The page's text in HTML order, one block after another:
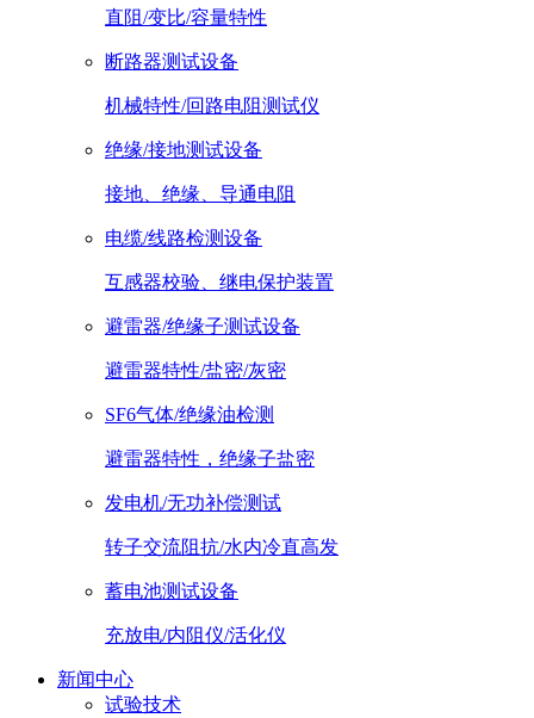
直阻/变比/容量特性
断路器测试设备
机械特性/回路电阻测试仪
绝缘/接地测试设备
接地、绝缘、导通电阻
电缆/线路检测设备
互感器校验、继电保护装置
避雷器/绝缘子测试设备
避雷器特性/盐密/灰密
SF6气体/绝缘油检测
避雷器特性，绝缘子盐密
发电机/无功补偿测试
转子交流阻抗/水内冷直高发
蓄电池测试设备
充放电/内阻仪/活化仪
新闻中心
试验技术